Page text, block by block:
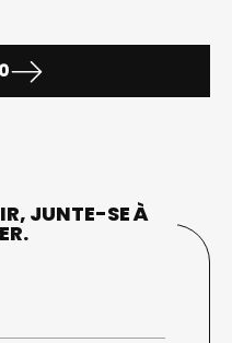
0
IR, JUNTE-SE À